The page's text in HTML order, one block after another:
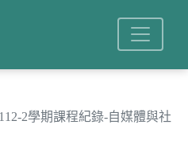
2學期課程紀錄-自媒體與社